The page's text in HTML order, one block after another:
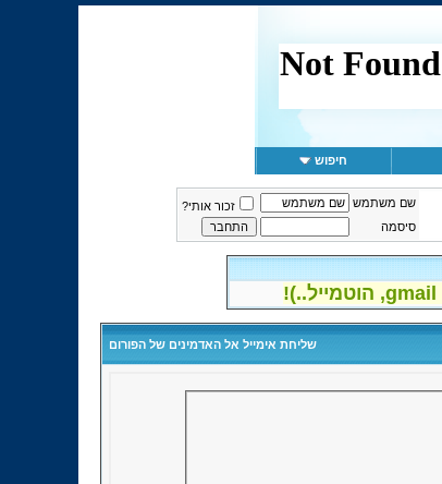
חיפוש
שם משתמש
זכור אותי?
סיסמה
שליחת אימייל אל האדמינים של הפורום